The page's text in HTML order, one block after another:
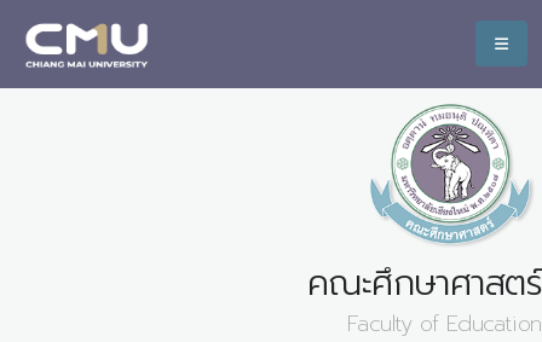
คณะศึกษาศาสตร์
Faculty of Education